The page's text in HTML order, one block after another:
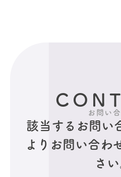
お問い
該当するお問い
より お問い合わ
さい